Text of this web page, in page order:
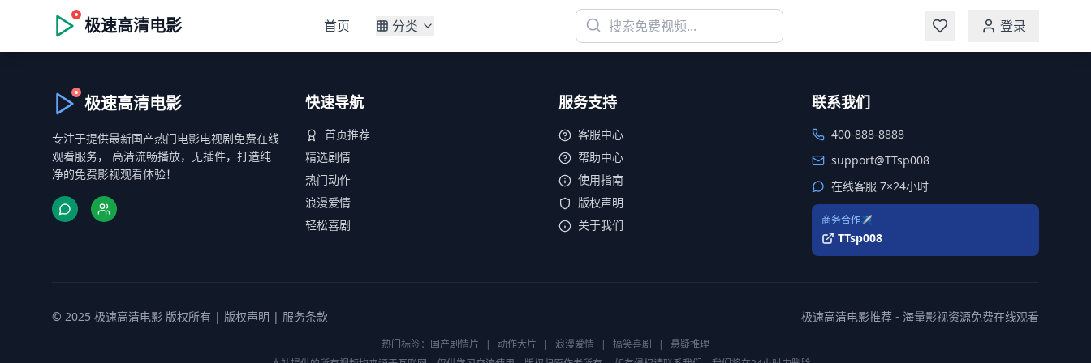
极速高清电影 首页 分类 登录
极速高清电影
专注于提供最新国产热门电影电视剧免费在线
观看服务， 高清流畅播放，无插件，打造纯
净的免费影视观看体验！
快速导航
首页推荐
精选剧情
热门动作
浪漫爱情
轻松喜剧
服务支持
客服中心
帮助中心
使用指南
版权声明
关于我们
联系我们
400-888-8888
support@TTsp008
在线客服 7×24小时
商务合作✈️
TTsp008
© 2025 极速高清电影 版权所有 | 版权声明 | 服务条款 极速高清电影推荐 - 海量影视资源免费在线观看
热门标签： 国产剧情片 | 动作大片 | 浪漫爱情 | 搞笑喜剧 |
悬疑推理